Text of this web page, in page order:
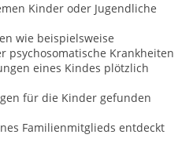
Kinder oder Jugendliche
wie beispielsweise
psychosomatische Krankheiten
eines Kindes plötzlich
für die Kinder gefunden
Familienmitglieds entdeckt